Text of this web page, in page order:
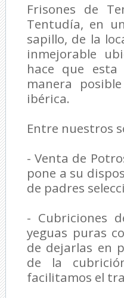
Frisones de
Tentudía, en
sapillo, de la
inmejorable
hace que
manera
ibérica.
Entre nuestros
- Venta de
pone a su
de padres
- Cubriciones
yeguas puras
de dejarlas en
de la
facilitamos el